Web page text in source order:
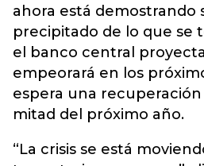
ahora está demostrando
precipitado de lo que se
el banco central
empeorará en los
espera una
mitad del próximo año.
“La crisis se está